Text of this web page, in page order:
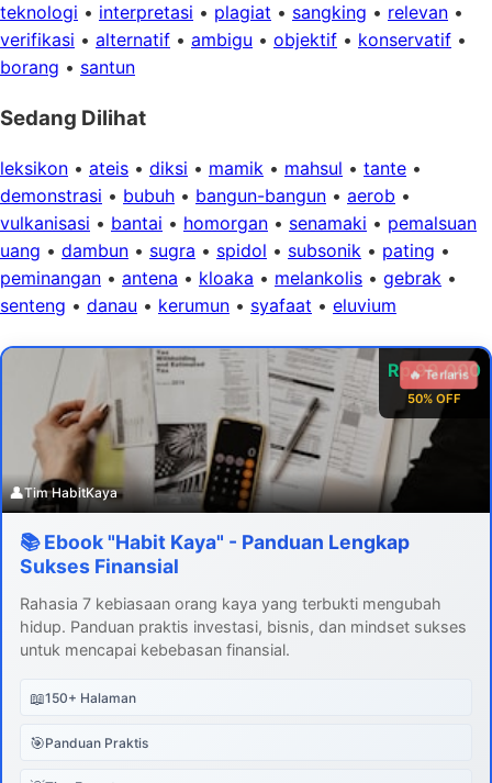
teknologi • interpretasi • plagiat • sangking • relevan •
verifikasi • alternatif • ambigu • objektif • konservatif •
borang • santun
Sedang Dilihat
leksikon • ateis • diksi • mamik • mahsul • tante •
demonstrasi • bubuh • bangun-bangun • aerob •
vulkanisasi • bantai • homorgan • senamaki • pemalsuan
uang • dambun • sugra • spidol • subsonik • pating •
peminangan • antena • kloaka • melankolis • gebrak •
senteng • danau • kerumun • syafaat • eluvium
Rp 99.000
50% OFF
🔥 Terlaris
👤Tim HabitKaya
📚 Ebook "Habit Kaya" - Panduan Lengkap
Sukses Finansial
Rahasia 7 kebiasaan orang kaya yang terbukti mengubah
hidup. Panduan praktis investasi, bisnis, dan mindset sukses
untuk mencapai kebebasan finansial.
📖150+ Halaman
🎯Panduan Praktis